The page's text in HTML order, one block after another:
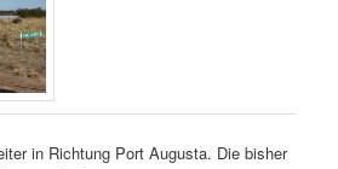
in Richtung Port Augusta. Die bisher